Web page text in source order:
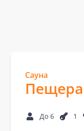
Сауна
Пещера
До 6 1